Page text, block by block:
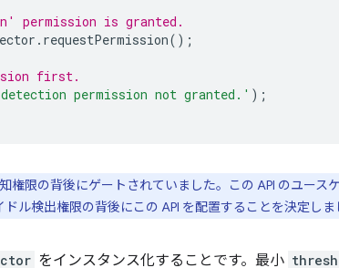
permission is granted.
. requestPermission();
first.
permission not granted.' );
権限の背後にゲートされていました。この API のユース
ル検出権限の背後にこの API を配置することを決定しま
をインスタンス化することです。最小